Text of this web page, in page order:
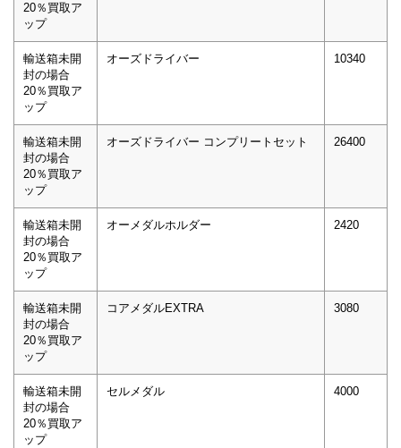
20％買取ア
ップ
輸送箱未開
封の場合
20％買取ア
ップ
オーズドライバー 10340
輸送箱未開
封の場合
20％買取ア
ップ
オーズドライバー コンプリートセット 26400
輸送箱未開
封の場合
20％買取ア
ップ
オーメダルホルダー 2420
輸送箱未開
封の場合
20％買取ア
ップ
コアメダルEXTRA 3080
輸送箱未開
封の場合
20％買取ア
ップ
セルメダル 4000